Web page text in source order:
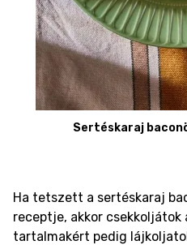
Sertéskaraj
Ha tetszett a sertéskaraj
receptje, akkor csekkoljátok
tartalmakért pedig